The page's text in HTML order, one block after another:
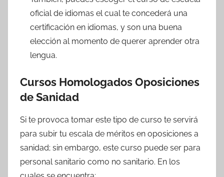
oficial de idiomas el cual te concederá una
certificación en idiomas, y son una buena
elección al momento de querer aprender otra
lengua.
Cursos Homologados Oposiciones
de Sanidad
Si te provoca tomar este tipo de curso te servirá
para subir tu escala de méritos en oposiciones a
sanidad; sin embargo, este curso puede ser para
personal sanitario como no sanitario. En los